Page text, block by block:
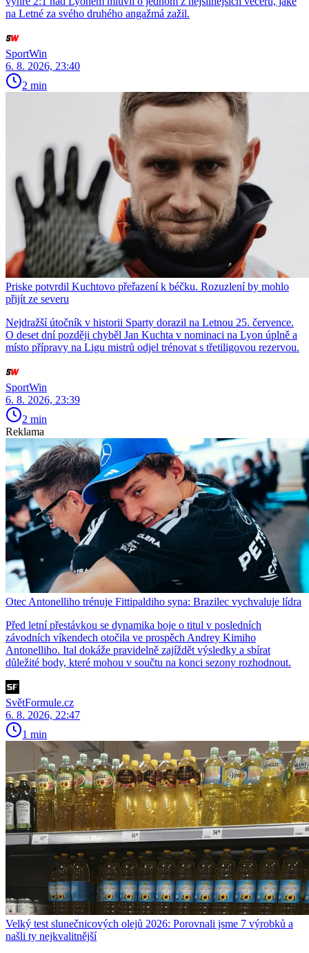
na Letné za svého druhého angažmá zažil.
SportWin
6. 8. 2026, 23:40
2 min
Priske potvrdil Kuchtovo přeřazení k béčku. Rozuzlení by mohlo
přijít ze severu
Nejdražší útočník v historii Sparty dorazil na Letnou 25. července.
O deset dní později chyběl Jan Kuchta v nominaci na Lyon úplně a
místo přípravy na Ligu mistrů odjel trénovat s třetiligovou rezervou.
SportWin
6. 8. 2026, 23:39
2 min
Reklama
Otec Antonelliho trénuje Fittipaldiho syna: Brazilec vychvaluje lídra
Před letní přestávkou se dynamika boje o titul v posledních
závodních víkendech otočila ve prospěch Andrey Kimiho
Antonelliho. Ital dokáže pravidelně zajíždět výsledky a sbírat
důležité body, které mohou v součtu na konci sezony rozhodnout.
SvětFormule.cz
6. 8. 2026, 22:47
1 min
Velký test slunečnicových olejů 2026: Porovnali jsme 7 výrobků a
našli ty nejkvalitnější